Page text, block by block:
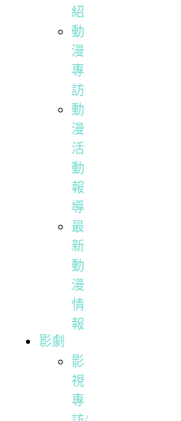
紹
動
漫
專
訪
動
漫
活
動
報
導
最
新
動
漫
情
報
影劇
影
視
專